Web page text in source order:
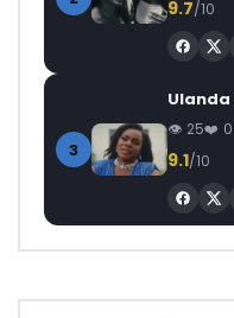
9.7/10
3
Ulanda
25 0
9.1/10